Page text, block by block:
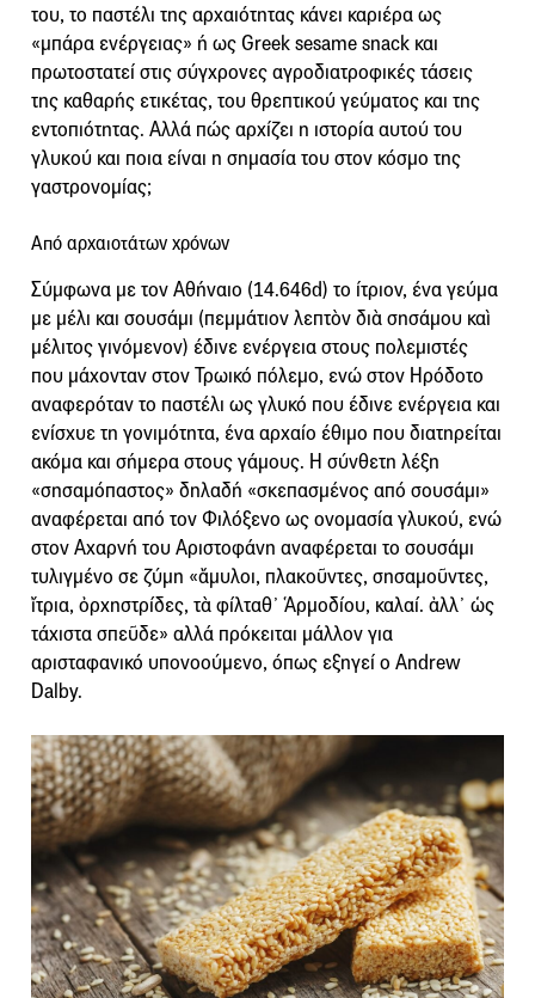
του, το παστέλι της αρχαιότητας κάνει καριέρα ως
«μπάρα ενέργειας» ή ως Greek sesame snack και
πρωτοστατεί στις σύγχρονες αγροδιατροφικές τάσεις
της καθαρής ετικέτας, του θρεπτικού γεύματος και της
εντοπιότητας. Αλλά πώς αρχίζει η ιστορία αυτού του
γλυκού και ποια είναι η σημασία του στον κόσμο της
γαστρονομίας;
Από αρχαιοτάτων χρόνων
Σύμφωνα με τον Αθήναιο (14.646d) το ίτριον, ένα γεύμα
με μέλι και σουσάμι (πεμμάτιον λεπτὸν διὰ σησάμου καὶ
μέλιτος γινόμενον) έδινε ενέργεια στους πολεμιστές
που μάχονταν στον Τρωικό πόλεμο, ενώ στον Ηρόδοτο
αναφερόταν το παστέλι ως γλυκό που έδινε ενέργεια και
ενίσχυε τη γονιμότητα, ένα αρχαίο έθιμο που διατηρείται
ακόμα και σήμερα στους γάμους. Η σύνθετη λέξη
«σησαμόπαστος» δηλαδή «σκεπασμένος από σουσάμι»
αναφέρεται από τον Φιλόξενο ως ονομασία γλυκού, ενώ
στον Αχαρνή του Αριστοφάνη αναφέρεται το σουσάμι
τυλιγμένο σε ζύμη «ἄμυλοι, πλακοῦντες, σησαμοῦντες,
ἴτρια, ὀρχηστρίδες, τὰ φίλταθ᾿ Ἁρμοδίου, καλαί. ἀλλ᾿ ὡς
τάχιστα σπεῦδε» αλλά πρόκειται μάλλον για
αρισταφανικό υπονοούμενο, όπως εξηγεί ο Andrew
Dalby.